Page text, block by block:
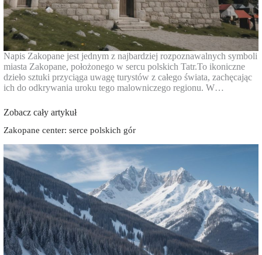
Napis Zakopane jest jednym z najbardziej rozpoznawalnych symboli
miasta Zakopane, położonego w sercu polskich Tatr.To ikoniczne
dzieło sztuki przyciąga uwagę turystów z całego świata, zachęcając
ich do odkrywania uroku tego malowniczego regionu. W…
Zobacz cały artykuł
Zakopane center: serce polskich gór